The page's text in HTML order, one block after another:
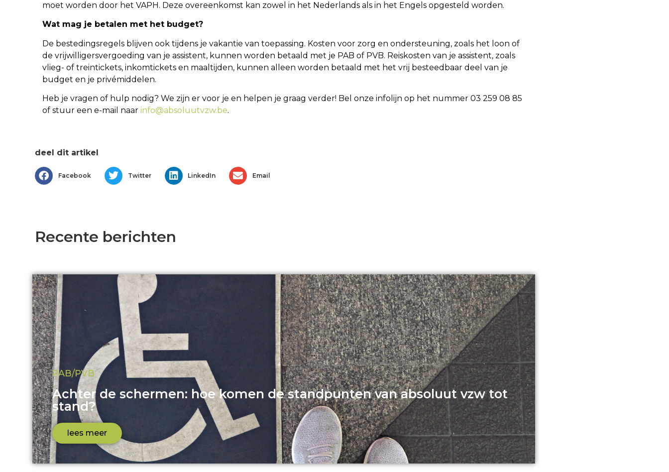
moet worden door het VAPH. Deze overeenkomst kan zowel in het Nederlands als in het Engels opgesteld worden.
Wat mag je betalen met het budget?
De bestedingsregels blijven ook tijdens je vakantie van toepassing. Kosten voor zorg en ondersteuning, zoals het loon of
de vrijwilligersvergoeding van je assistent, kunnen worden betaald met je PAB of PVB. Reiskosten van je assistent, zoals
vlieg- of treintickets, inkomtickets en maaltijden, kunnen alleen worden betaald met het vrij besteedbaar deel van je
budget en je privémiddelen.
Heb je vragen of hulp nodig? We zijn er voor je en helpen je graag verder! Bel onze infolijn op het nummer 03 259 08 85
of stuur een e-mail naar info@absoluutvzw.be.
deel dit artikel
Facebook Twitter LinkedIn Email
Recente berichten
PAB/PVB
Achter de schermen: hoe komen de standpunten van absoluut vzw tot
stand?
lees meer